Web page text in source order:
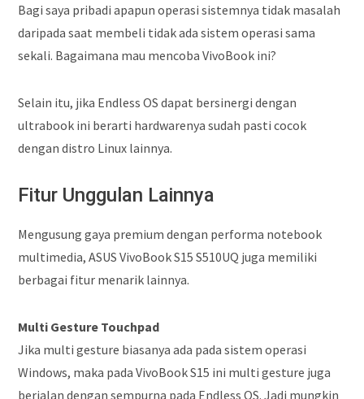
Bagi saya pribadi apapun operasi sistemnya tidak masalah
daripada saat membeli tidak ada sistem operasi sama
sekali. Bagaimana mau mencoba VivoBook ini?
Selain itu, jika Endless OS dapat bersinergi dengan
ultrabook ini berarti hardwarenya sudah pasti cocok
dengan distro Linux lainnya.
Fitur Unggulan Lainnya
Mengusung gaya premium dengan performa notebook
multimedia, ASUS VivoBook S15 S510UQ juga memiliki
berbagai fitur menarik lainnya.
Multi Gesture Touchpad
Jika multi gesture biasanya ada pada sistem operasi
Windows, maka pada VivoBook S15 ini multi gesture juga
berjalan dengan sempurna pada Endless OS. Jadi mungkin